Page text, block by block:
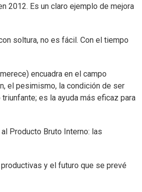
2012. Es un claro ejemplo de mejora
soltura, no es fácil. Con el tiempo
encuadra en el campo
el pesimismo, la condición de ser
es la ayuda más eficaz para
Producto Bruto Interno: las
y el futuro que se prevé